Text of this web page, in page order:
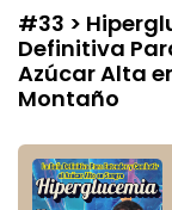
#33 >
Definitiva
Azúcar Alta
Montaño